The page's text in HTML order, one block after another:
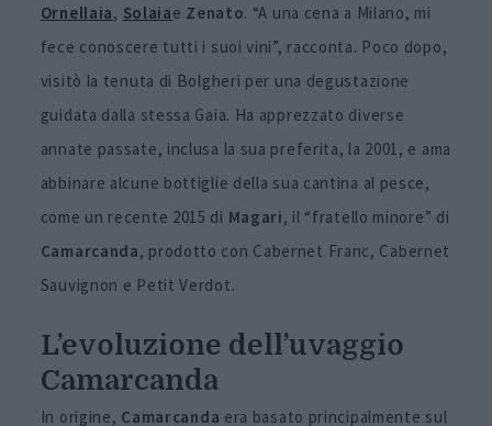
Ornellaia, Solaiae Zenato. “A una cena a Milano, mi
fece conoscere tutti i suoi vini”, racconta. Poco dopo,
visitò la tenuta di Bolgheri per una degustazione
guidata dalla stessa Gaia. Ha apprezzato diverse
annate passate, inclusa la sua preferita, la 2001, e ama
abbinare alcune bottiglie della sua cantina al pesce,
come un recente 2015 di Magari, il “fratello minore” di
Camarcanda, prodotto con Cabernet Franc, Cabernet
Sauvignon e Petit Verdot.
L’evoluzione dell’uvaggio
Camarcanda
In origine, Camarcanda era basato principalmente sul